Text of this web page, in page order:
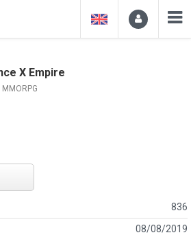
X Empire
836
08/08/2019